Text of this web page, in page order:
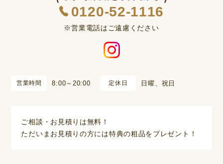
0120-52-1116
※営業電話はご遠慮ください
営業時間 8:00～20:00 定休日 日曜、祝日
ご相談・お見積りは無料！
ただいまお見積りの方には特典の粗品をプレゼント！